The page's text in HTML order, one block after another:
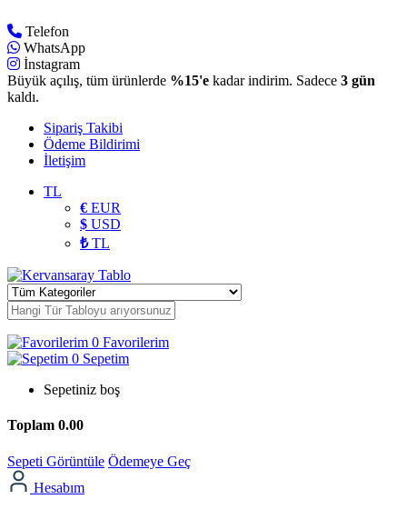
Telefon
WhatsApp
İnstagram
Büyük açılış, tüm ürünlerde %15'e kadar indirim. Sadece 3 gün
kaldı.
Sipariş Takibi
Ödeme Bildirimi
İletişim
TL
€ EUR
$ USD
₺TL
0 Favorilerim
0 Sepetim
Sepetiniz boş
Toplam 0.00
Sepeti Görüntüle Ödemeye Geç
Hesabım